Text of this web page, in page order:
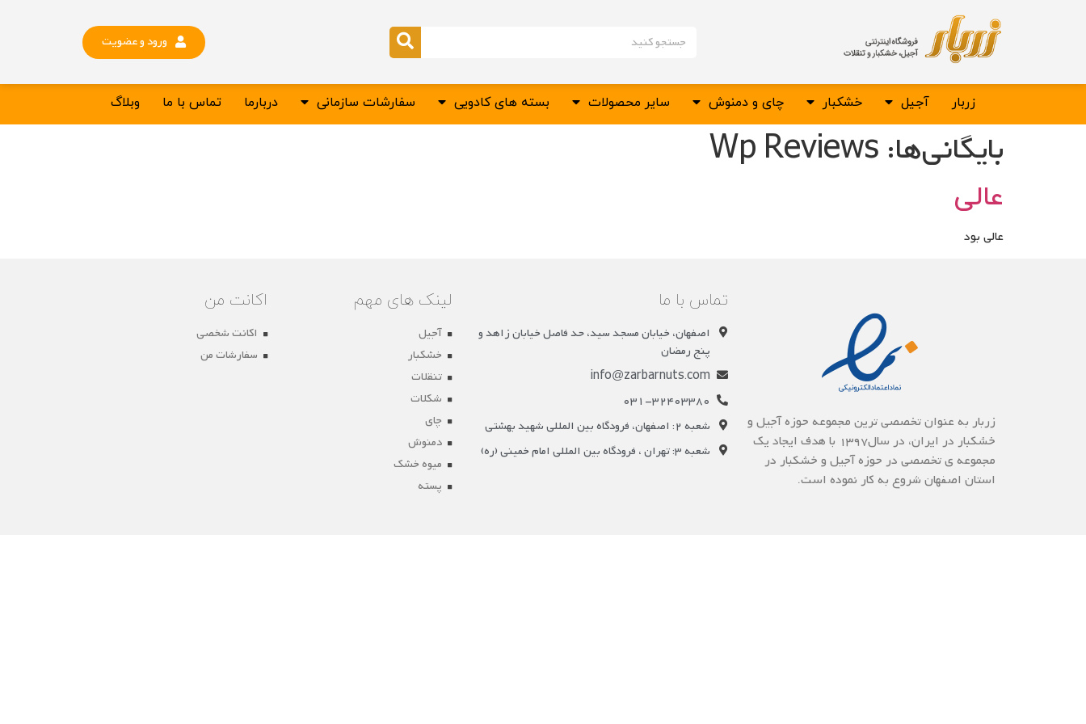
ورود و عضویت
زربار آجیل خشکبار چای و دمنوش سایر محصولات بسته های کادویی سفارشات سازمانی دربارما تماس با ما وبلاگ
بایگانی‌ها: Wp Reviews
عالی
عالی بود
زربار به عنوان تخصصی ترین مجموعه حوزه آجیل و
خشکبار در ایران، در سال1397 با هدف ایجاد یک
مجموعه ی تخصصی در حوزه آجیل و خشکبار در
استان اصفهان شروع به کار نموده است.
تماس با ما
اصفهان، خیابان مسجد سید، حد فاصل خیابان زاهد و
پنج رمضان
info@zarbarnuts.com
031-32403380
شعبه 2: اصفهان، فرودگاه بین المللی شهید بهشتی
شعبه 3: تهران ، فرودگاه بین المللی امام خمینی (ره)
لینک های مهم
آجیل
خشکبار
تنقلات
شکلات
چای
دمنوش
میوه خشک
پسته
اکانت من
اکانت شخصی
سفارشات من